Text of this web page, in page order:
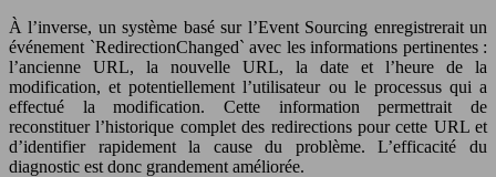
À l’inverse, un système basé sur l’Event Sourcing enregistrerait un
événement `RedirectionChanged` avec les informations pertinentes :
l’ancienne URL, la nouvelle URL, la date et l’heure de la
modification, et potentiellement l’utilisateur ou le processus qui a
effectué la modification. Cette information permettrait de
reconstituer l’historique complet des redirections pour cette URL et
d’identifier rapidement la cause du problème. L’efficacité du
diagnostic est donc grandement améliorée.